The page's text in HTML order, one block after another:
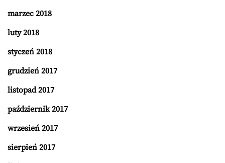
marzec 2018
luty 2018
styczeń 2018
grudzień 2017
listopad 2017
październik 2017
wrzesień 2017
sierpień 2017